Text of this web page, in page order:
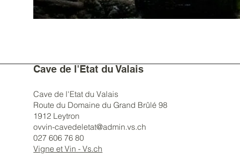
Cave de l'Etat du Valais
Cave de l'Etat du Valais
Route du Domaine du Grand Brûlé 98
1912 Leytron
ovvin-cavedeletat@admin.vs.ch
027 606 76 80
Vigne et Vin - Vs.ch